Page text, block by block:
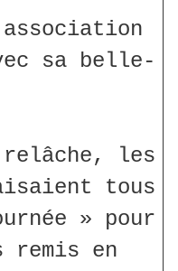
sa belle-
les
tous
» pour
en